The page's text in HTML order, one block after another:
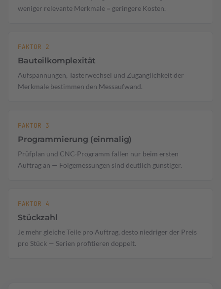
weniger relevante Merkmale = geringere Kosten.
FAKTOR 2
Bauteilkomplexität
Aufspannungen, Tasterwechsel und Zugänglichkeit der
Merkmale bestimmen den Messaufwand.
FAKTOR 3
Programmierung (einmalig)
Prüfplan und CNC-Programm fallen nur beim ersten
Auftrag an — Folgemessungen sind deutlich günstiger.
FAKTOR 4
Stückzahl
Je mehr gleiche Teile pro Auftrag, desto niedriger der Preis
pro Stück — Serien profitieren doppelt.